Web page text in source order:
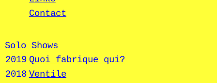
Contact
Solo Shows
2019 Quoi fabrique qui?
2018 Ventile